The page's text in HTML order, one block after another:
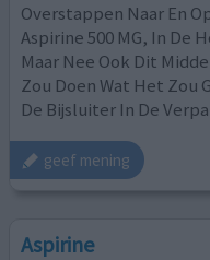
Overstappen Naar En
Aspirine 500 MG, In De
Maar Nee Ook Dit
Zou Doen Wat Het Zou
De Bijsluiter In De
geef mening
Aspirine